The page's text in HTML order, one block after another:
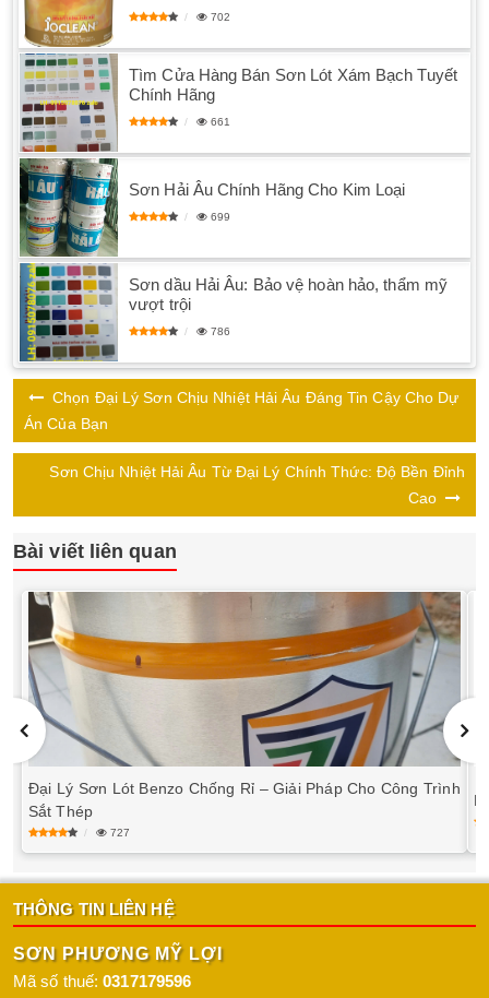
702
Tìm Cửa Hàng Bán Sơn Lót Xám Bạch Tuyết
Chính Hãng
661
Sơn Hải Âu Chính Hãng Cho Kim Loại
699
Sơn dầu Hải Âu: Bảo vệ hoàn hảo, thẩm mỹ
vượt trội
786
Chọn Đại Lý Sơn Chịu Nhiệt Hải Âu Đáng Tin Cậy Cho Dự
Án Của Bạn
Sơn Chịu Nhiệt Hải Âu Từ Đại Lý Chính Thức: Độ Bền Đỉnh
Cao
Bài viết liên quan
Đại Lý Sơn Lót Benzo Chống Rỉ – Giải Pháp Cho Công Trình
Sắt Thép
727
THÔNG TIN LIÊN HỆ
SƠN PHƯƠNG MỸ LỢI
Mã số thuế:0317179596